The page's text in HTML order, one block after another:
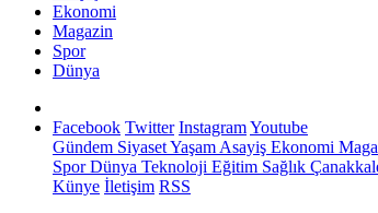
Ekonomi
Magazin
Spor
Dünya
Facebook Twitter InstagramYoutube
Gündem SiyasetYaşam Asayiş Ekonomi
SporDünya Teknoloji Eğitim Sağlık
Künye İletişim RSS